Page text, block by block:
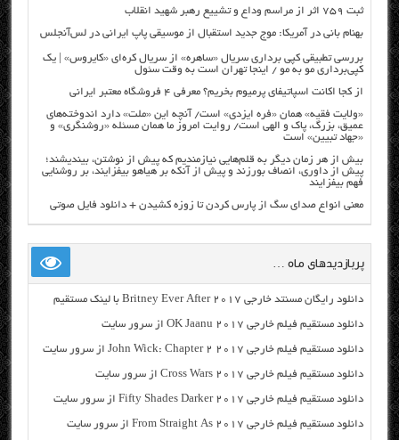
ثبت ۷۵۹ اثر از مراسم وداع و تشییع رهبر شهید انقلاب
بهنام بانی در آمریکا: موج جدید استقبال از موسیقی پاپ ایرانی در لس‌آنجلس
بررسی تطبیقی کپی برداری سریال «ساهره» از سریال کره‌ای «کایروس» | یک
کپی‌برداری مو به مو / اینجا تهران است به وقت سئول
از کجا اکانت اسپاتیفای پرمیوم بخریم؟ معرفی ۴ فروشگاه معتبر ایرانی
«ولایت فقیه» همان «فره ایزدی» است/ آنچه این «ملت» دارد اندوخته‌های
عمیق، بزرگ، پاک و الهی است/ روایت امروز ما همان مسئله «روشنگری» و
«جهاد تبیین» است
بیش از هر زمان دیگر به قلم‌هایی نیازمندیم که پیش از نوشتن، بیندیشند؛
پیش از داوری، انصاف بورزند و پیش از آنکه بر هیاهو بیفزایند، بر روشنایی
فهم بیفزایند
معنی انواع صدای سگ از پارس کردن تا زوزه کشیدن + دانلود فایل صوتی
پربازدیدهای ماه …
دانلود رایگان مسنتد خارجی Britney Ever After 2017 با لینک مستقیم
دانلود مستقیم فیلم خارجی OK Jaanu 2017 از سرور سایت
دانلود مستقیم فیلم خارجی John Wick: Chapter 2 2017 از سرور سایت
دانلود مستقیم فیلم خارجی Cross Wars 2017 از سرور سایت
دانلود مستقیم فیلم خارجی Fifty Shades Darker 2017 از سرور سایت
دانلود مستقیم فیلم خارجی From Straight As 2017 از سرور سایت